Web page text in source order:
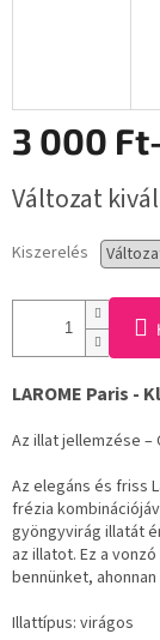
3 000 Ft
Változat
Kiszerelés
LAROME Paris -
Az illat jellemzése –
Az elegáns és friss
frézia
gyöngyvirág illatát
az illatot. Ez a
bennünket,
Illattípus: virágos